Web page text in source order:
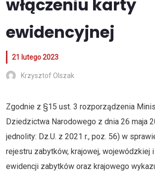
włączeniu karty
ewidencyjnej
21 lutego 2023
Krzysztof Olszak
Zgodnie z §15 ust. 3 rozporządzenia
Dziedzictwa Narodowego z dnia 26 maja
jednolity: Dz.U. z 2021 r., poz. 56) w
rejestru zabytków, krajowej, wojewódzkiej
ewidencji zabytków oraz krajowego